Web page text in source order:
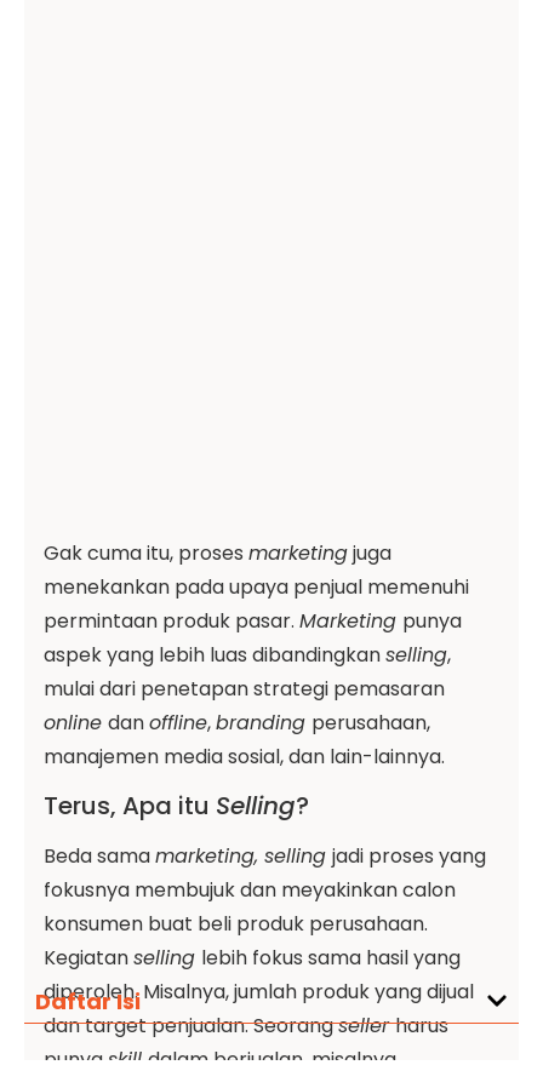
Gak cuma itu, proses marketingjuga
menekankan pada upaya penjual memenuhi
permintaan produk pasar. Marketing punya
aspek yang lebih luas dibandingkanselling,
mulai dari penetapan strategi pemasaran
online danoffline,branding perusahaan,
manajemen media sosial, dan lain-lainnya.
Terus, Apa itu Selling?
Beda samamarketing, selling jadi proses yang
fokusnya membujuk dan meyakinkan calon
konsumen buat beli produk perusahaan.
Kegiatanselling lebih fokus sama hasil yang
diperoleh. Misalnya, jumlah produk yang dijual
dan target penjualan. Seorangsellerharus
Daftar Isi